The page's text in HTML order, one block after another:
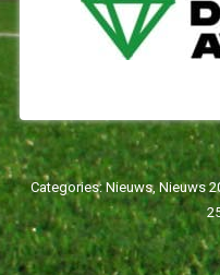
Categories:Nieuws,Nieuws